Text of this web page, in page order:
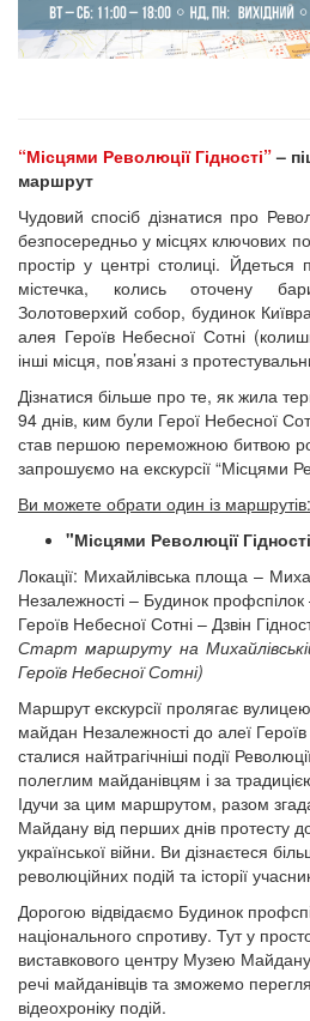
“Місцями Революції Гідності”–
маршрут
Чудовий спосіб дізнатися про
безпосередньо у місцях ключових
простір у центрі столиці.
містечка, колись оточену
Золотоверхий собор, будинок
алея Героїв Небесної Сотні
інші місця, пов’язані з
Дізнатися більше про те, як жила
94 днів, ким були Герої Небесної
став першою переможною битвою
запрошуємо на екскурсії “Місцями
Ви можете обрати один із маршрутів:
"Місцями Революції
Локації: Михайлівська площа –
Незалежності – Будинок
Героїв Небесної Сотні – Дзвін
Старт маршруту на
Героїв Небесної Сотні)
Маршрут екскурсії пролягає
майдан Незалежності до алеї
сталися найтрагічніші події
полеглим майданівцям і за
Ідучи за цим маршрутом, разом
Майдану від перших днів протесту
української війни. Ви дізнаєтеся
революційних подій та історії
Дорогою відвідаємо Будинок
національного спротиву. Тут у
виставкового центру Музею
речі майданівців та зможемо
відеохроніку подій.